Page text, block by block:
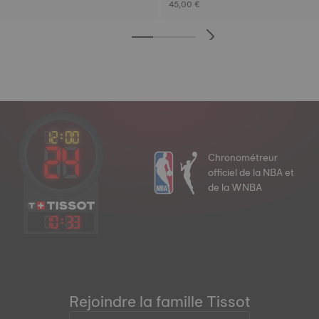
45,00 €
10: 33
Chronométreur
officiel de la NBA et
de la WNBA
Rejoindre la famille Tissot